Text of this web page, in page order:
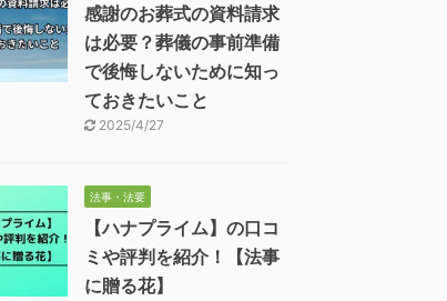
感謝のお葬式の資料請求
は必要？葬儀の事前準備
で後悔しないために知っ
ておきたいこと
2025/4/27
法事・法要
【ハナプライム】の口コ
ミや評判を紹介！【法事
に贈る花】